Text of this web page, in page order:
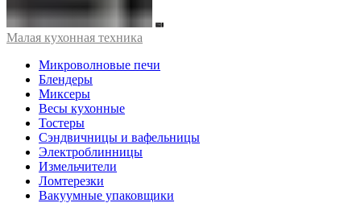
Малая кухонная техника
Микроволновые печи
Блендеры
Миксеры
Весы кухонные
Тостеры
Сэндвичницы и вафельницы
Электроблинницы
Измельчители
Ломтерезки
Вакуумные упаковщики